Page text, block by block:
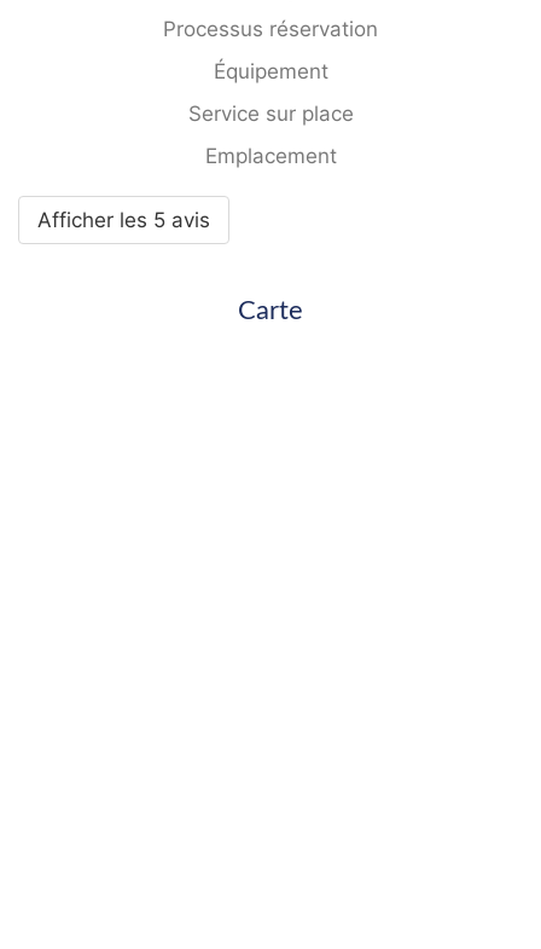
Processus réservation
Équipement
Service sur place
Emplacement
Afficher les 5 avis
Carte